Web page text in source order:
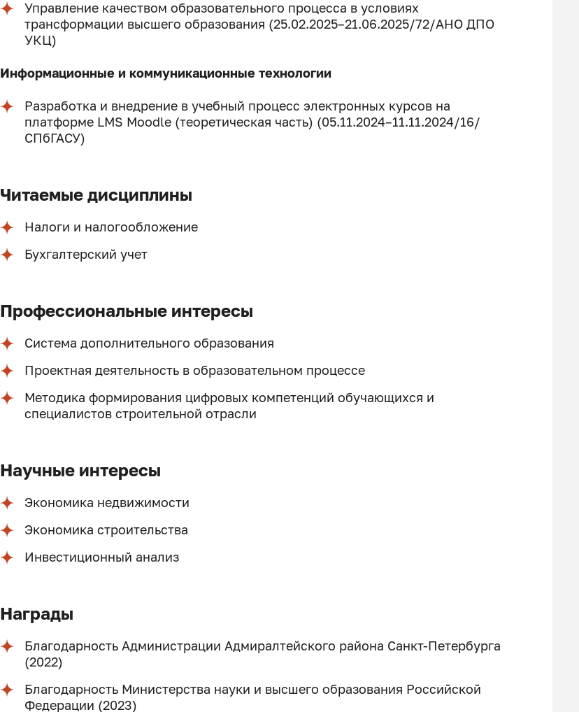
Управление качеством образовательного процесса в условиях
трансформации высшего образования (25.02.2025–21.06.2025/72/АНО ДПО
УКЦ)
Информационные и коммуникационные технологии
Разработка и внедрение в учебный процесс электронных курсов на
платформе LMS Moodle (теоретическая часть) (05.11.2024–11.11.2024/16/
СПбГАСУ)
Читаемые дисциплины
Налоги и налогообложение
Бухгалтерский учет
Профессиональные интересы
Система дополнительного образования
Проектная деятельность в образовательном процессе
Методика формирования цифровых компетенций обучающихся и
специалистов строительной отрасли
Научные интересы
Экономика недвижимости
Экономика строительства
Инвестиционный анализ
Награды
Благодарность Администрации Адмиралтейского района Санкт-Петербурга
(2022)
Благодарность Министерства науки и высшего образования Российской
Федерации (2023)